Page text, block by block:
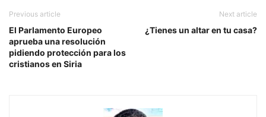
Previous article
El Parlamento Europeo
aprueba una resolución
pidiendo protección para los
cristianos en Siria
Next article
¿Tienes un altar en tu casa?